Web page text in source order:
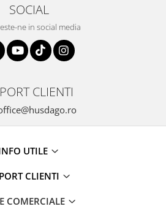
SOCIAL
ne in social media
CLIENTI
UTILE
CLIENTI
COMERCIALE